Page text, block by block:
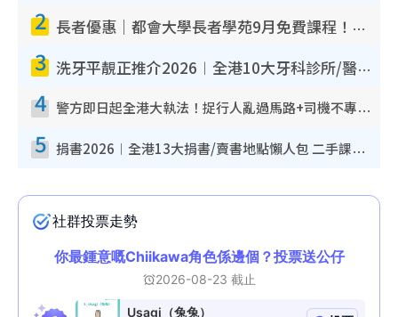
2 長者優惠｜都會大學長者學苑9月免費課程！多媒體/微電影創作/網絡安全 附報名方法教學
3 洗牙平靚正推介2026︱全港10大牙科診所/醫院懶人包 夜診至8點/鎮靜潔牙/醫療券適用
4 警方即日起全港大執法！捉行人亂過馬路+司機不專注駕駛！亂過馬路罰$2000
5 捐書2026︱全港13大捐書/賣書地點懶人包 二手課本最高$150＋舊書換免費咖啡/戲票